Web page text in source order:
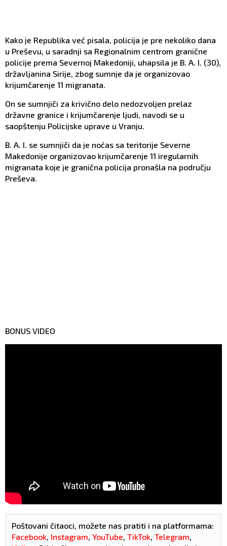
Kako je Republika već pisala, policija je pre nekoliko dana
u Preševu, u saradnji sa Regionalnim centrom granične
policije prema Severnoj Makedoniji, uhapsila je B. A. I. (30),
državljanina Sirije, zbog sumnje da je organizovao
krijumčarenje 11 migranata.
On se sumnjiči za krivično delo nedozvoljen prelaz
državne granice i krijumčarenje ljudi, navodi se u
saopštenju Policijske uprave u Vranju.
B. A. I. se sumnjiči da je noćas sa teritorije Severne
Makedonije organizovao krijumčarenje 11 iregularnih
migranata koje je granična policija pronašla na području
Preševa.
BONUS VIDEO
Poštovani čitaoci, možete nas pratiti i na platformama:
Facebook Instagram YouTube TikTok Telegram